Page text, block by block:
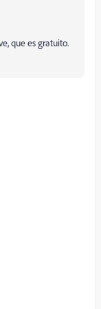
que es gratuito.